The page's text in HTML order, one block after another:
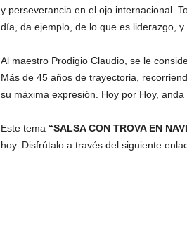
y perseverancia en el ojo internacional.
día, da ejemplo, de lo que es liderazgo,
Al maestro Prodigio Claudio, se le
Más de 45 años de trayectoria,
su máxima expresión. Hoy por Hoy,
Este tema “SALSA CON TROVA EN
hoy. Disfrútalo a través del siguiente